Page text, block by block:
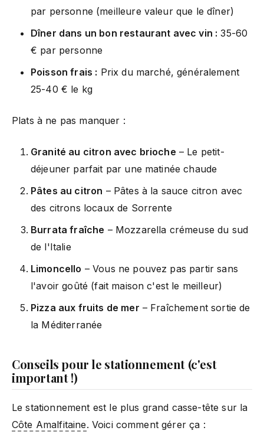
par personne (meilleure valeur que le dîner)
Dîner dans un bon restaurant avec vin : 35-60
€ par personne
Poisson frais : Prix du marché, généralement
25-40 € le kg
Plats à ne pas manquer :
Granité au citron avec brioche – Le petit-
déjeuner parfait par une matinée chaude
Pâtes au citron – Pâtes à la sauce citron avec
des citrons locaux de Sorrente
Burrata fraîche – Mozzarella crémeuse du sud
de l'Italie
Limoncello – Vous ne pouvez pas partir sans
l'avoir goûté (fait maison c'est le meilleur)
Pizza aux fruits de mer – Fraîchement sortie de
la Méditerranée
Conseils pour le stationnement (c'est
important !)
Le stationnement est le plus grand casse-tête sur la
Côte Amalfitaine. Voici comment gérer ça :